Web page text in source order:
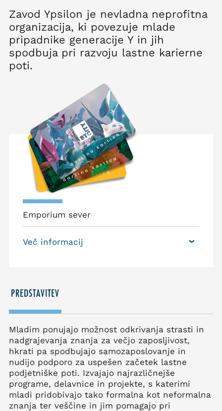
Zavod Ypsilon je nevladna neprofitna
organizacija, ki povezuje mlade
pripadnike generacije Y in jih
spodbuja pri razvoju lastne karierne
poti.
Emporium sever
Več informacij
PREDSTAVITEV
Mladim ponujajo možnost odkrivanja strasti in
nadgrajevanja znanja za večjo zaposljivost,
hkrati pa spodbujajo samozaposlovanje in
nudijo podporo za uspešen začetek lastne
podjetniške poti. Izvajajo najrazličnejše
programe, delavnice in projekte, s katerimi
mladi pridobivajo tako formalna kot neformalna
znanja ter veščine in jim pomagajo pri